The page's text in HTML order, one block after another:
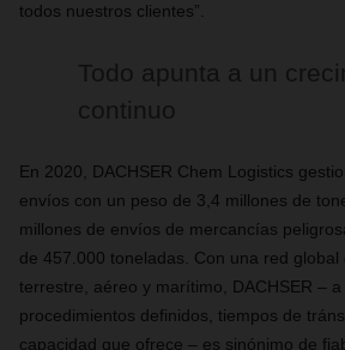
todos nuestros clientes”.
Todo apunta a un
continuo
En 2020, DACHSER Chem Logistics
envíos con un peso de 3,4 millones de
millones de envíos de mercancías
de 457.000 toneladas. Con una red global
terrestre, aéreo y marítimo, DACHSER –
procedimientos definidos, tiempos de
capacidad que ofrece – es sinónimo de